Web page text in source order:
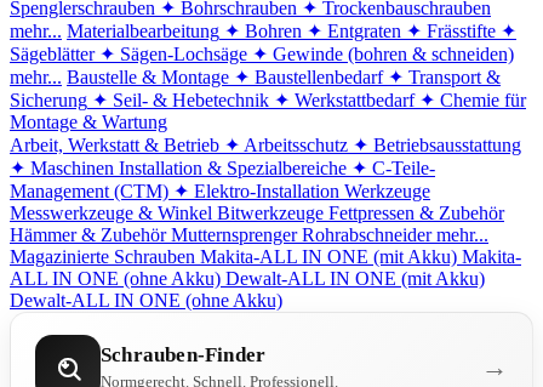
Spenglerschrauben ✦ Bohrschrauben ✦ Trockenbauschrauben
mehr... Materialbearbeitung ✦ Bohren ✦ Entgraten ✦ Frässtifte ✦
Sägeblätter ✦ Sägen-Lochsäge ✦ Gewinde (bohren & schneiden)
mehr... Baustelle & Montage ✦ Baustellenbedarf ✦ Transport &
Sicherung ✦ Seil- & Hebetechnik ✦ Werkstattbedarf ✦ Chemie für
Montage & Wartung
Arbeit, Werkstatt & Betrieb ✦ Arbeitsschutz ✦ Betriebsausstattung
✦ Maschinen Installation & Spezialbereiche ✦ C-Teile-
Management (CTM) ✦ Elektro-Installation Werkzeuge
Messwerkzeuge & Winkel Bitwerkzeuge Fettpressen & Zubehör
Hämmer & Zubehör Mutternsprenger Rohrabschneider mehr...
Magazinierte Schrauben Makita-ALL IN ONE (mit Akku) Makita-
ALL IN ONE (ohne Akku) Dewalt-ALL IN ONE (mit Akku)
Dewalt-ALL IN ONE (ohne Akku)
Schrauben-Finder
Normgerecht. Schnell. Professionell. →